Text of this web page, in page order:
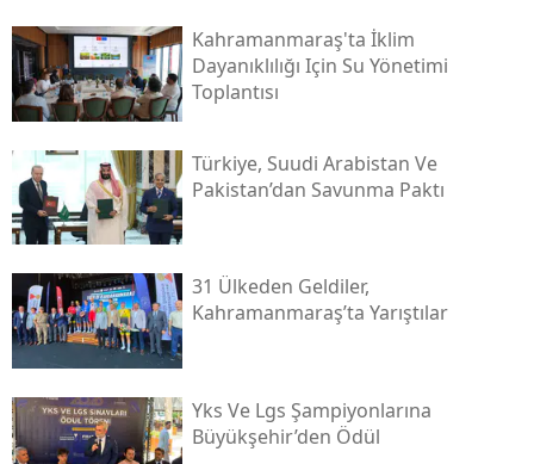
Kahramanmaraş'ta İklim
Dayanıklılığı Için Su Yönetimi
Toplantısı
Türkiye, Suudi Arabistan Ve
Pakistan’dan Savunma Paktı
31 Ülkeden Geldiler,
Kahramanmaraş’ta Yarıştılar
Yks Ve Lgs Şampiyonlarına
Büyükşehir’den Ödül